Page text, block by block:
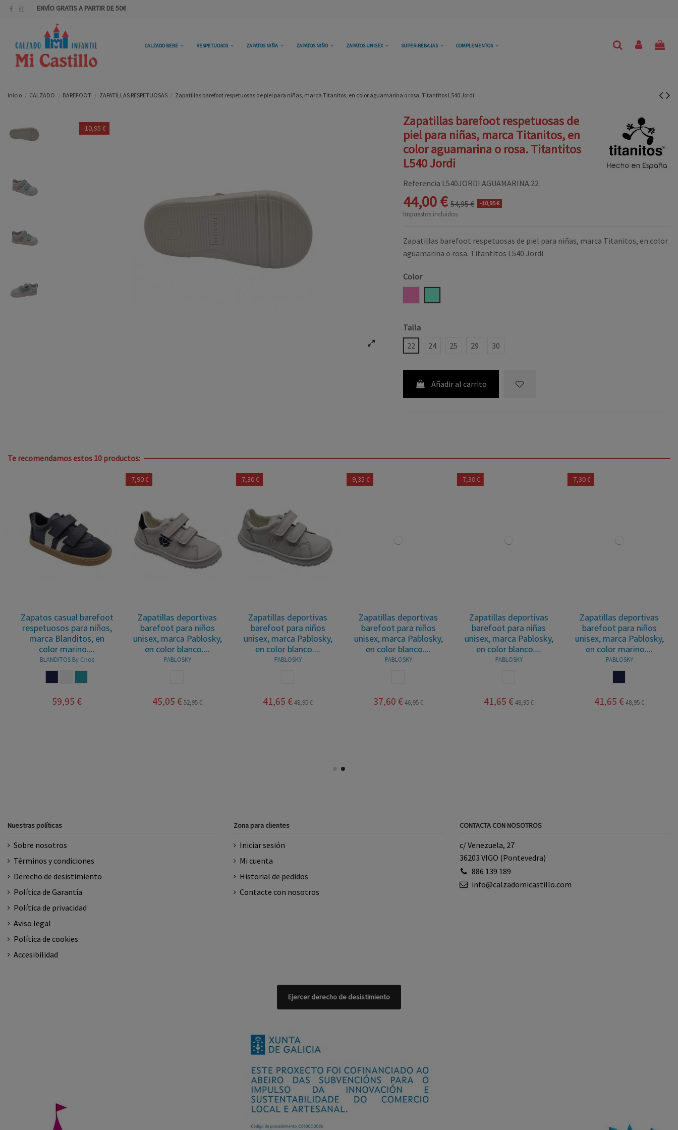
ENVÍO GRATIS A PARTIR DE 50€
CALZADO BEBE RESPETUOSOS ZAPATOS NIÑA ZAPATOS NIÑO ZAPATOS UNISEX SUPER-REBAJAS COMPLEMENTOS
Inicio CALZADO BAREFOOT ZAPATILLAS RESPETUOSAS Zapatillas barefoot respetuosas de piel para niñas, marca Titanitos, en color aguamarina o rosa. Titantitos L540 Jordi
-10,95 €
Zapatillas barefoot respetuosas de
piel para niñas, marca Titanitos, en
color aguamarina o rosa. Titantitos
L540 Jordi
Referencia L540JORDI.AGUAMARINA.22
44,00 € 54,95 € -10,95 €
Impuestos incluidos
Zapatillas barefoot respetuosas de piel para niñas, marca Titanitos, en color
aguamarina o rosa. Titantitos L540 Jordi
Color
Talla
22
24 25 29 30
Añadir al carrito
Te recomendamos estos 10 productos:
Zapatillas deportivas
barefoot para niños
unisex, marca Pablosky,
en color blanco....
PABLOSKY
45,05 € 52,95 €
-7,30 €
Zapatillas deportivas
barefoot para niños
unisex, marca Pablosky,
en color blanco....
PABLOSKY
41,65 €48,95 €
-9,35 €
Zapatillas deportivas
barefoot para niños
unisex, marca Pablosky,
en color blanco....
PABLOSKY
37,60 €46,95 €
-7,30 €
Zapatillas deportivas
barefoot para niñas
unisex, marca Pablosky,
en color blanco....
PABLOSKY
41,65 €48,95 €
-7,30 €
Zapatillas deportivas
barefoot para niños
unisex, marca Pablosky,
en color marino....
PABLOSKY
41,65 €48,95 €
Zapatillas deportivas
barefoot para niños
unisex, marca
Andanines, en color
blanco....
ANDANINES
Nuestras políticas
Sobre nosotros
Términos y condiciones
Derecho de desistimiento
Política de Garantía
Política de privacidad
Aviso legal
Política de cookies
Accesibilidad
Zona para clientes
Iniciar sesión
Mi cuenta
Historial de pedidos
Contacte con nosotros
CONTACTA CON NOSOTROS
c/ Venezuela, 27
36203 VIGO (Pontevedra)
886 139 189
info@calzadomicastillo.com
Ejercer derecho de desistimiento